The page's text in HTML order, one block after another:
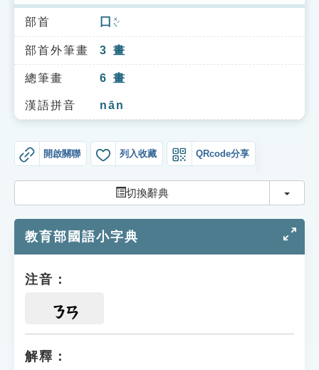
索引選單
知識索引
單字索引
生命大百科索引
遊戲專區
教學應用
貓頭鷹博士
部首 囗 ㄨㄟˊ
部首外筆畫 3 畫
總筆畫 6 畫
漢語拼音 nān
開啟關聯 列入收藏 QRcode分享
切換辭典 切換
教育部國語小字典
注音：
ㄋㄢ
解釋：